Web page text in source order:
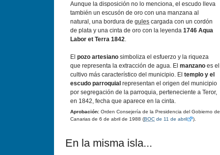
Aunque la disposición no lo menciona, el escudo lleva
también un escusón de oro con una manzana al
natural, una bordura de gules cargada con un cordón
de plata y una cinta de oro con la leyenda 1746 Aqua
Labor et Terra 1842.
El pozo artesiano simboliza el esfuerzo y la riqueza
que representa la extracción de agua. El manzano es el
cultivo más caracterí­stico del municipio. El templo y el
escudo parroquial representan el origen del municipio
por segregación de la parroquia, perteneciente a Teror,
en 1842, fecha que aparece en la cinta.
Aprobación: Orden Consejerí­a de la Presidencia del Gobierno de
Canarias de 6 de abril de 1988 (BOC de 11 de abril ).
En la misma isla...